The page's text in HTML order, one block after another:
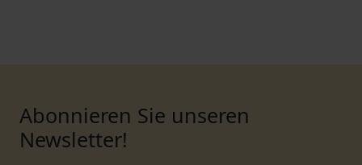
Abonnieren Sie unseren
Newsletter!